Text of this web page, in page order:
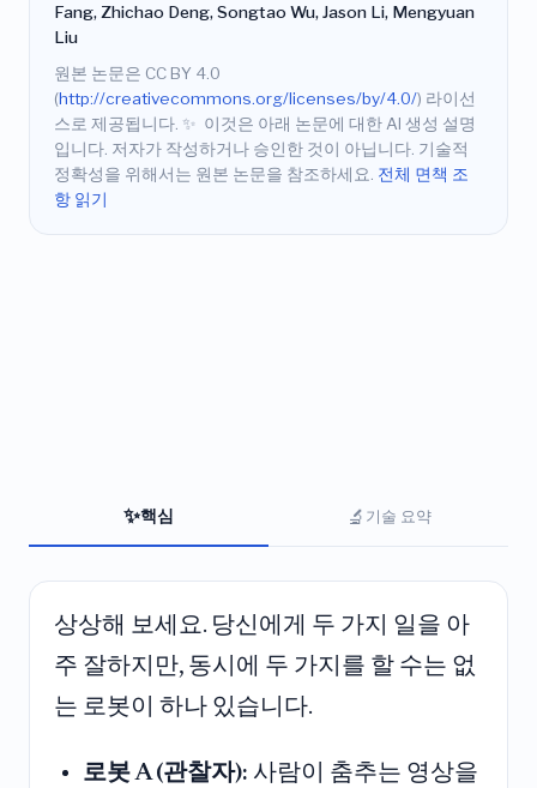
Fang, Zhichao Deng, Songtao Wu, Jason Li, Mengyuan
Liu
원본 논문은 CC BY 4.0
(http://creativecommons.org/licenses/by/4.0/) 라이선
스로 제공됩니다. ✨ 이것은 아래 논문에 대한 AI 생성 설명
입니다. 저자가 작성하거나 승인한 것이 아닙니다. 기술적
정확성을 위해서는 원본 논문을 참조하세요. 전체 면책 조
항 읽기
✨핵심 🔬 기술 요약
상상해 보세요. 당신에게 두 가지 일을 아
주 잘하지만, 동시에 두 가지를 할 수는 없
는 로봇이 하나 있습니다.
로봇 A (관찰자): 사람이 춤추는 영상을